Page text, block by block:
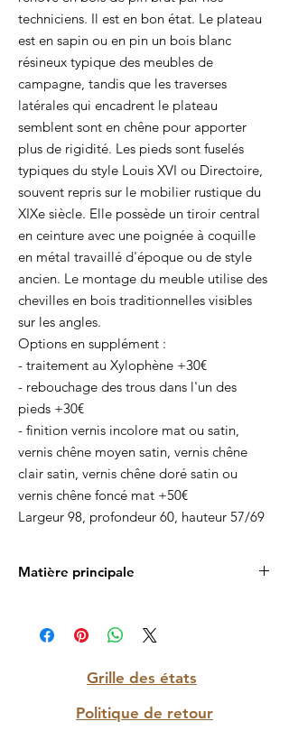
techniciens. Il est en bon état. Le plateau
est en sapin ou en pin un bois blanc
résineux typique des meubles de
campagne, tandis que les traverses
latérales qui encadrent le plateau
semblent sont en chêne pour apporter
plus de rigidité. Les pieds sont fuselés
typiques du style Louis XVI ou Directoire,
souvent repris sur le mobilier rustique du
XIXe siècle. Elle possède un tiroir central
en ceinture avec une poignée à coquille
en métal travaillé d'époque ou de style
ancien. Le montage du meuble utilise des
chevilles en bois traditionnelles visibles
sur les angles.
Options en supplément :
- traitement au Xylophène +30€
- rebouchage des trous dans l'un des
pieds +30€
- finition vernis incolore mat ou satin,
vernis chêne moyen satin, vernis chêne
clair satin, vernis chêne doré satin ou
vernis chêne foncé mat +50€
Largeur 98, profondeur 60, hauteur 57/69
Matière principale
Grille des états
Politique de retour